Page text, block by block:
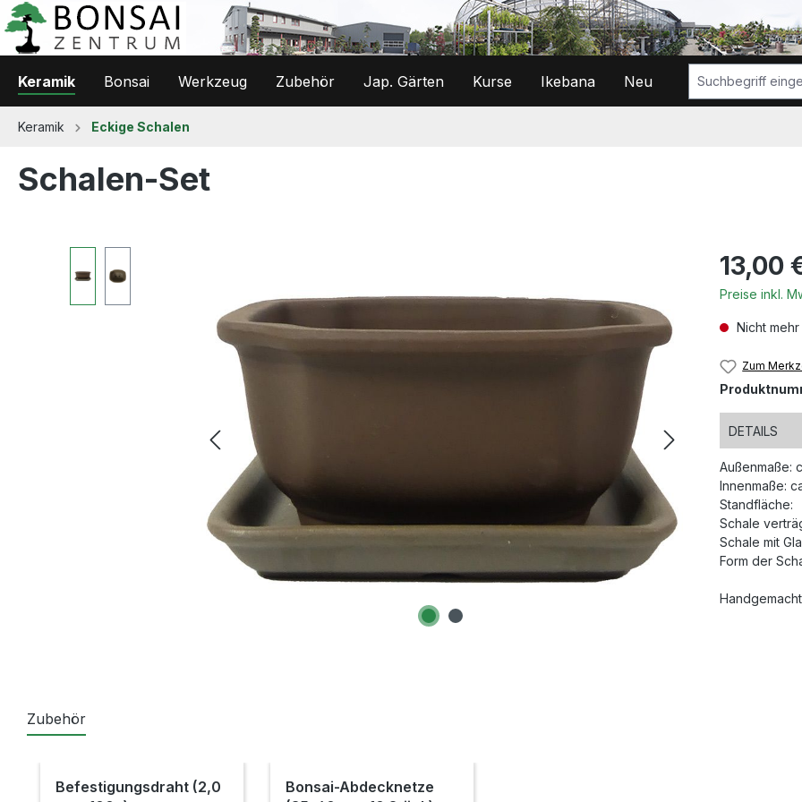
Hauptinhalt springen
Zur Suche springen
Zur Hauptnavigation springen
Keramik Bonsai Werkzeug Zubehör Jap. Gärten Kurse Ikebana Neu
Keramik Eckige Schalen
Schalen-Set
Regulärer
13,00
Preise inkl.
Nicht
Zum
DETAILS
Außenmaße:
Innenmaße:
Standfläche:
Schale
Schale mit
Form der
Zubehör
Befestigungsdraht (2,0
Bonsai-Abdecknetze